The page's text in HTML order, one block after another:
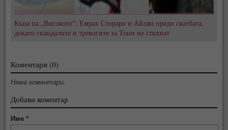
Къна на „Високото": Емрах Стораро и Айлян преди сватбата,
докато скандалите и тревогите за Тони не стихват
Коментари (0)
Няма коментари.
Добави коментар
Име*